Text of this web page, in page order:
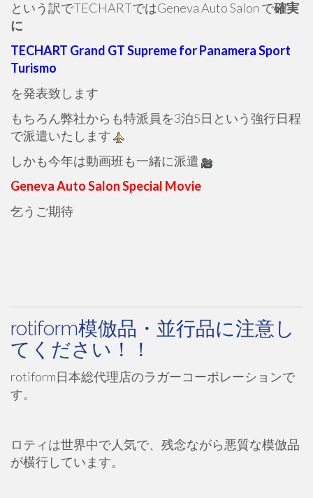
という訳でTECHARTではGeneva Auto Salon で確実
に
TECHART Grand GT Supreme for Panamera Sport
Turismo
を発表致します
もちろん弊社からも特派員を3泊5日という強行日程
で派遣いたします
しかも今年は動画班も一緒に派遣
Geneva Auto Salon Special Movie
乞うご期待
rotiform模倣品・並行品に注意し
てください！！
rotiform日本総代理店のラガーコーポレーションで
す。
ロティは世界中で人気で、残念ながら悪質な模倣品
が横行しています。